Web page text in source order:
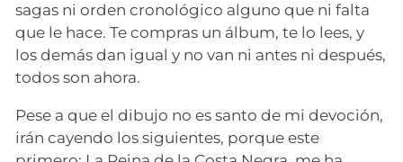
sagas ni orden cronológico alguno que ni falta
que le hace. Te compras un álbum, te lo lees, y
los demás dan igual y no van ni antes ni después,
todos son ahora.
Pese a que el dibujo no es santo de mi devoción,
irán cayendo los siguientes, porque este